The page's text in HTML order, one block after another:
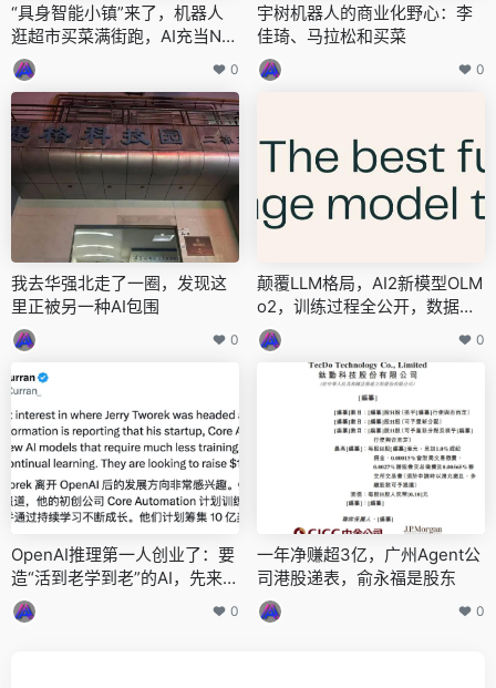
“具身智能小镇”来了，机器人
逛超市买菜满街跑，AI充当NP
C，来自上海AI Lab
0
宇树机器人的商业化野心：李
佳琦、马拉松和买菜
0
我去华强北走了一圈，发现这
里正被另一种AI包围
0
颠覆LLM格局，AI2新模型OLM
o2，训练过程全公开，数据架
构双升级
0
OpenAI推理第一人创业了：要
造“活到老学到老”的AI，先来融
它70个亿
0
一年净赚超3亿，广州Agent公
司港股递表，俞永福是股东
0